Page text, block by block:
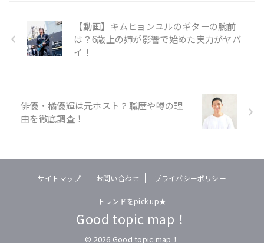
【動画】キムヒョンユルのギターの腕前
は？6歳上の姉が影響で始めた実力がヤバ
イ！
俳優・橘優輝は元ホスト？職歴や噂の理
由を徹底調査！
サイトマップ お問い合わせ プライバシーポリシー
トレンドをpick up★
Good topic map！
© 2026 Good topic map！